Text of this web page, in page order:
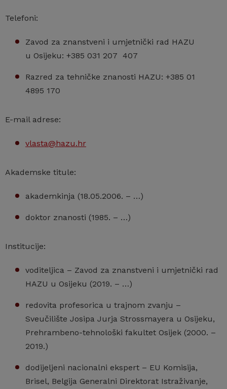
Telefoni:
Zavod za znanstveni i umjetnički rad HAZU
u Osijeku: +385 031 207 407
Razred za tehničke znanosti HAZU: +385 01
4895 170
E-mail adrese:
vlasta@hazu.hr
Akademske titule:
akademkinja (18.05.2006. – …)
doktor znanosti (1985. – …)
Institucije:
voditeljica – Zavod za znanstveni i umjetnički rad
HAZU u Osijeku (2019. – …)
redovita profesorica u trajnom zvanju –
Sveučilište Josipa Jurja Strossmayera u Osijeku,
Prehrambeno-tehnološki fakultet Osijek (2000. –
2019.)
dodijeljeni nacionalni ekspert – EU Komisija,
Brisel, Belgija Generalni Direktorat Istraživanje,